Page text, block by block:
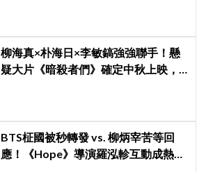
柳海真×朴海日×李敏鎬強強聯手！懸
疑大片《暗殺者們》確定中秋上映，
BTS柾國被秒轉發 vs. 柳炳宰苦等回
應！《Hope》導演羅泓軫互動成熱門